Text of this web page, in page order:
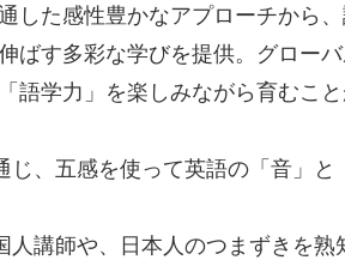
した感性豊かなアプローチから
ばす多彩な学びを提供。グロー
語学力」を楽しみながら育むこと
じ、五感を使って英語の「音」と
人講師や、日本人のつまずきを熟